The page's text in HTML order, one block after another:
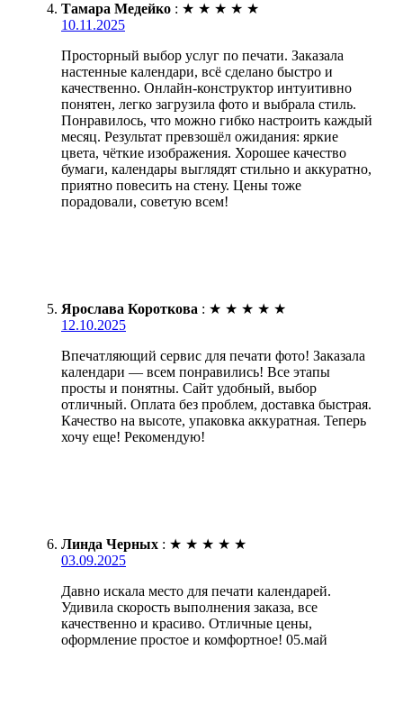
Тамара Медейко : ★ ★ ★ ★ ★
10.11.2025
Просторный выбор услуг по печати. Заказала
настенные календари, всё сделано быстро и
качественно. Онлайн-конструктор интуитивно
понятен, легко загрузила фото и выбрала стиль.
Понравилось, что можно гибко настроить каждый
месяц. Результат превзошёл ожидания: яркие
цвета, чёткие изображения. Хорошее качество
бумаги, календары выглядят стильно и аккуратно,
приятно повесить на стену. Цены тоже
порадовали, советую всем!
Ярослава Короткова : ★ ★ ★ ★ ★
12.10.2025
Впечатляющий сервис для печати фото! Заказала
календари — всем понравились! Все этапы
просты и понятны. Сайт удобный, выбор
отличный. Оплата без проблем, доставка быстрая.
Качество на высоте, упаковка аккуратная. Теперь
хочу еще! Рекомендую!
Линда Черных : ★ ★ ★ ★ ★
03.09.2025
Давно искала место для печати календарей.
Удивила скорость выполнения заказа, все
качественно и красиво. Отличные цены,
оформление простое и комфортное! 05.май